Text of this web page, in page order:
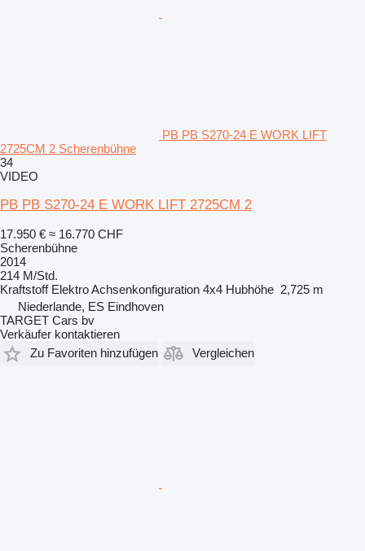
PB PB S270-24 E WORK LIFT
2725CM 2 Scherenbühne
34
VIDEO
PB PB S270-24 E WORK LIFT 2725CM 2
17.950 € ≈ 16.770 CHF
Scherenbühne
2014
214 M/Std.
Kraftstoff ElektroAchsenkonfiguration 4x4 Hubhöhe 2,725 m
Niederlande, ES Eindhoven
TARGET Cars bv
Verkäufer kontaktieren
Zu Favoriten hinzufügen
Vergleichen